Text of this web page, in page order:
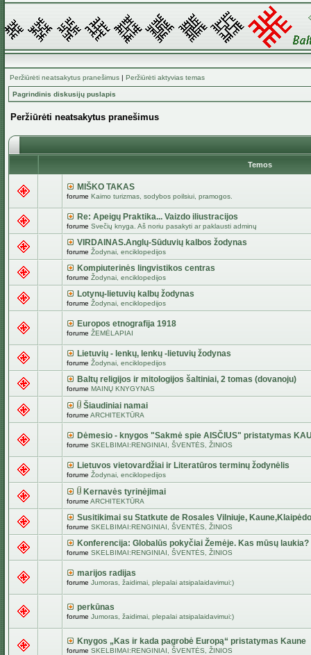
Peržiūrėti neatsakytus pranešimus | Peržiūrėti aktyvias temas
Pagrindinis diskusijų puslapis
Peržiūrėti neatsakytus pranešimus
Temos
MIŠKO TAKAS
forume Kaimo turizmas, sodybos poilsiui, pramogos.
Re: Apeigų Praktika... Vaizdo iliustracijos
forume Svečių knyga. Aš noriu pasakyti ar paklausti adminų
VIRDAINAS.Anglų-Sūduvių kalbos žodynas
forume Žodynai, enciklopedijos
Kompiuterinės lingvistikos centras
forume Žodynai, enciklopedijos
Lotynų-lietuvių kalbų žodynas
forume Žodynai, enciklopedijos
Europos etnografija 1918
forume ŽEMĖLAPIAI
Lietuvių - lenkų, lenkų -lietuvių žodynas
forume Žodynai, enciklopedijos
Baltų religijos ir mitologijos šaltiniai, 2 tomas (dovanoju)
forume MAINŲ KNYGYNAS
Šiaudiniai namai
forume ARCHITEKTŪRA
Dėmesio - knygos "Sakmė spie AISČIUS" pristatymas
forume SKELBIMAI:RENGINIAI, ŠVENTĖS, ŽINIOS
Lietuvos vietovardžiai ir Literatūros terminų žodynėlis
forume Žodynai, enciklopedijos
Kernavės tyrinėjimai
forume ARCHITEKTŪRA
Susitikimai su Statkute de Rosales Vilniuje,
forume SKELBIMAI:RENGINIAI, ŠVENTĖS, ŽINIOS
Konferencija: Globalūs pokyčiai Žemėje. Kas mūsų laukia?
forume SKELBIMAI:RENGINIAI, ŠVENTĖS, ŽINIOS
marijos radijas
forume Jumoras, žaidimai, plepalai atsipalaidavimui:)
perkūnas
forume Jumoras, žaidimai, plepalai atsipalaidavimui:)
Knygos „Kas ir kada pagrobė Europą“ pristatymas Kaune
forume SKELBIMAI:RENGINIAI, ŠVENTĖS, ŽINIOS